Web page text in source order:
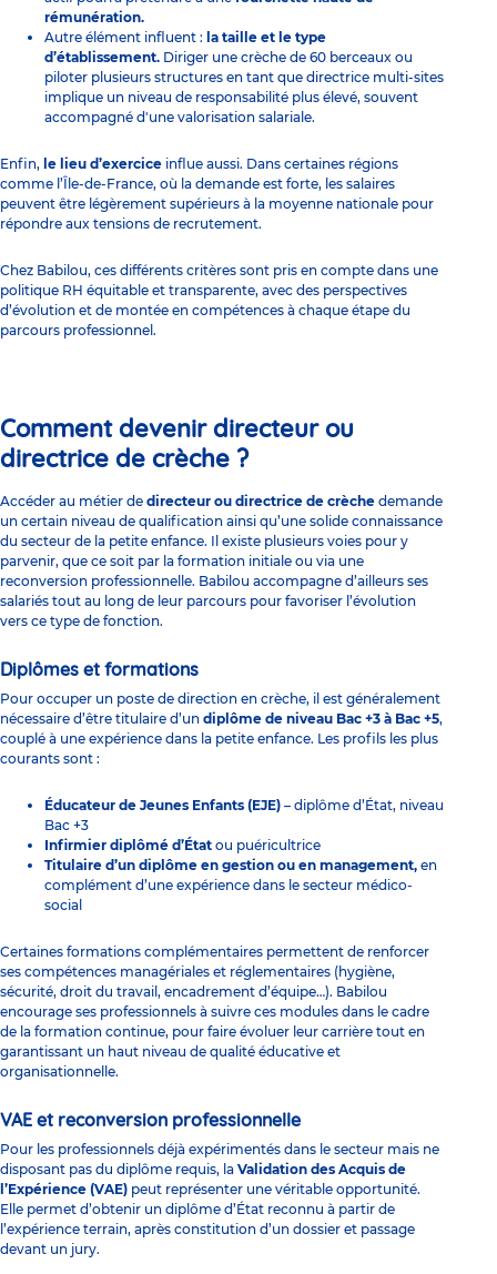
rémunération.
Autre élément influent : la taille et le type
d’établissement. Diriger une crèche de 60 berceaux ou
piloter plusieurs structures en tant que directrice multi-sites
implique un niveau de responsabilité plus élevé, souvent
accompagné d'une valorisation salariale.
Enfin, le lieu d’exercice influe aussi. Dans certaines régions
comme l’Île-de-France, où la demande est forte, les salaires
peuvent être légèrement supérieurs à la moyenne nationale pour
répondre aux tensions de recrutement.
Chez Babilou, ces différents critères sont pris en compte dans une
politique RH équitable et transparente, avec des perspectives
d’évolution et de montée en compétences à chaque étape du
parcours professionnel.
Comment devenir directeur ou
directrice de crèche ?
Accéder au métier de directeur ou directrice de crèche demande
un certain niveau de qualification ainsi qu’une solide connaissance
du secteur de la petite enfance. Il existe plusieurs voies pour y
parvenir, que ce soit par la formation initiale ou via une
reconversion professionnelle. Babilou accompagne d’ailleurs ses
salariés tout au long de leur parcours pour favoriser l’évolution
vers ce type de fonction.
Diplômes et formations
Pour occuper un poste de direction en crèche, il est généralement
nécessaire d’être titulaire d’un diplôme de niveau Bac +3 à Bac +5,
couplé à une expérience dans la petite enfance. Les profils les plus
courants sont :
Éducateur de Jeunes Enfants (EJE) – diplôme d’État, niveau
Bac +3
Infirmier diplômé d’État ou puéricultrice
Titulaire d’un diplôme en gestion ou en management, en
complément d’une expérience dans le secteur médico-
social
Certaines formations complémentaires permettent de renforcer
ses compétences managériales et réglementaires (hygiène,
sécurité, droit du travail, encadrement d’équipe…). Babilou
encourage ses professionnels à suivre ces modules dans le cadre
de la formation continue, pour faire évoluer leur carrière tout en
garantissant un haut niveau de qualité éducative et
organisationnelle.
VAE et reconversion professionnelle
Pour les professionnels déjà expérimentés dans le secteur mais ne
disposant pas du diplôme requis, la Validation des Acquis de
l’Expérience (VAE) peut représenter une véritable opportunité.
Elle permet d’obtenir un diplôme d’État reconnu à partir de
l’expérience terrain, après constitution d’un dossier et passage
devant un jury.